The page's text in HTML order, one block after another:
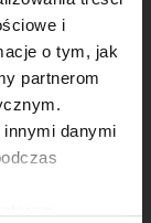
i
o tym, jak
partnerom
danymi
×